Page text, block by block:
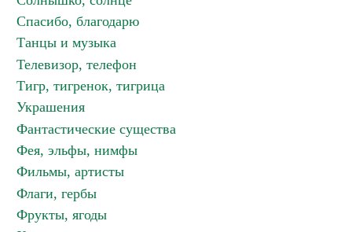
Спасибо, благодарю
Танцы и музыка
Телевизор, телефон
Тигр, тигренок, тигрица
Украшения
Фантастические существа
Фея, эльфы, нимфы
Фильмы, артисты
Флаги, гербы
Фрукты, ягоды